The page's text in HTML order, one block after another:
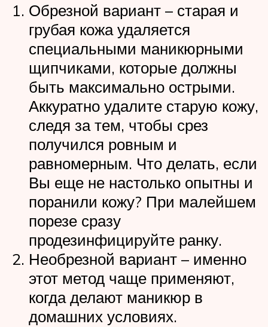
Обрезной вариант – старая и
грубая кожа удаляется
специальными маникюрными
щипчиками, которые должны
быть максимально острыми.
Аккуратно удалите старую кожу,
следя за тем, чтобы срез
получился ровным и
равномерным. Что делать, если
Вы еще не настолько опытны и
поранили кожу? При малейшем
порезе сразу
продезинфицируйте ранку.
Необрезной вариант – именно
этот метод чаще применяют,
когда делают маникюр в
домашних условиях.